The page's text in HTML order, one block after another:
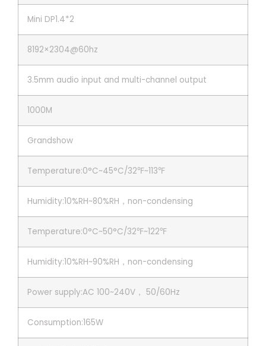
Mini DP1.4*2
8192×2304@60hz
3.5mm audio input and multi-channel output
1000M
Grandshow
Temperature:0°C~45°C/32℉~113℉
Humidity:10%RH~80%RH，non-condensing
Temperature:0°C~50°C/32℉~122℉
Humidity:10%RH~90%RH，non-condensing
Power supply:AC 100~240V， 50/60Hz
Consumption:165W